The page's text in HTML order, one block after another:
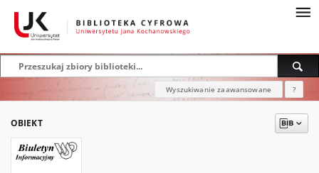
Wyszukiwanie zaawansowane ?
OBIEKT